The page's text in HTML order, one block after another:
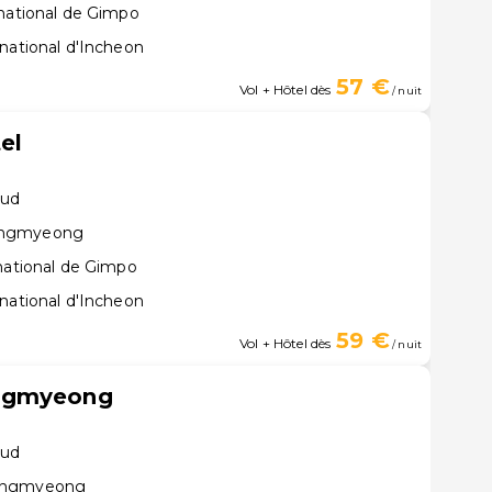
de Gimpo
d'Incheon
Vol + Hôtel dès 57 €/ nuit
de Gimpo
d'Incheon
Vol + Hôtel dès 59 €/ nuit